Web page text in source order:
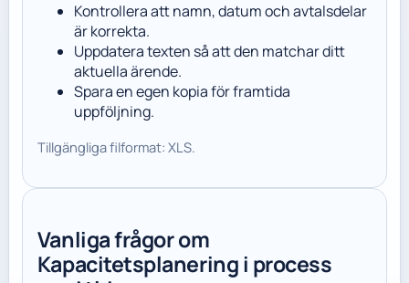
Kontrollera att namn, datum och avtalsdelar
är korrekta.
Uppdatera texten så att den matchar ditt
aktuella ärende.
Spara en egen kopia för framtida
uppföljning.
Tillgängliga filformat: XLS.
Vanliga frågor om
Kapacitetsplanering i process